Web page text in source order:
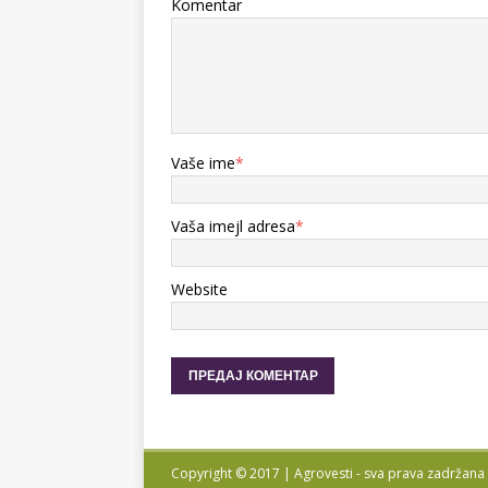
Komentar
Vaše ime*
Vaša imejl adresa*
Website
Copyright © 2017 | Agrovesti - sva prava zadržana